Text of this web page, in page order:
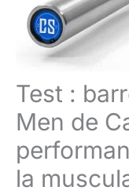
Test :
Men de
la